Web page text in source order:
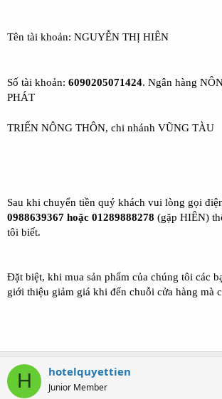
Tên tài khoản: NGUYỄN THỊ HIÊN​
Số tài khoản: 6090205071424. Ngân hàng
PHÁT​
TRIỂN NÔNG THÔN, chi nhánh VŨNG TÀU
Sau khi chuyển tiền quý khách vui lòng gọi
0988639367 hoặc 01289888278 (gặp HIÊN)
tôi biết.
Đặt biệt, khi mua sản phẩm của chúng tôi các
giới thiệu giảm giá khi đến chuỗi cửa hàng mà
H hotelquyettien
Junior Member